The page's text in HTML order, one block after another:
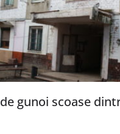
gunoi scoase